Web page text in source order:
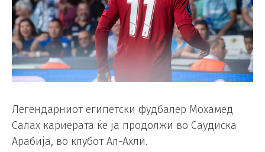
Легендарниот египетски фудбалер Мохамед
Салах кариерата ќе ја продолжи во Саудиска
Арабија, во клубот Ал-Ахли.